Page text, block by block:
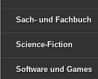
Sach- und Fachbuch
Science-Fiction
Software und Games